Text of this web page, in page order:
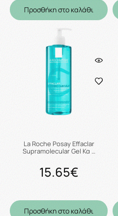
Προσθήκη στο καλάθι
La Roche Posay Effaclar
Supramolecular Gel Κα …
15.65€
Προσθήκη στο καλάθι